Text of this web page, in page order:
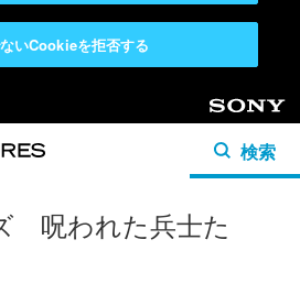
いCookieを拒否する
Sony
検索
呪われた兵士た